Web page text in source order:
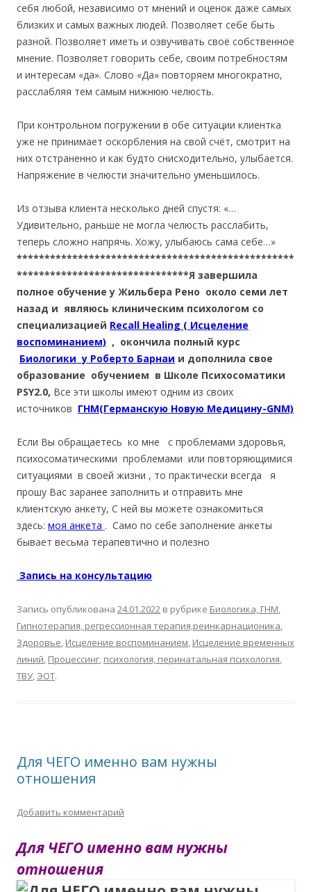
себя любой, независимо от мнений и оценок даже самых
близких и самых важных людей. Позволяет себе быть
разной. Позволяет иметь и озвучивать своё собственное
мнение. Позволяет говорить себе, своим потребностям
и интересам «да». Слово «Да» повторяем многократно,
расслабляя тем самым нижнюю челюсть.
При контрольном погружении в обе ситуации клиентка
уже не принимает оскорбления на свой счёт, смотрит на
них отстраненно и как будто снисходительно, улыбается.
Напряжение в челюсти значительно уменьшилось.
Из отзыва клиента несколько дней спустя: «…
Удивительно, раньше не могла челюсть расслабить,
теперь сложно напрячь. Хожу, улыбаюсь сама себе…»
**************************************************
*******************************Я завершила
полное обучение у Жильбера Рено около семи лет
назад и являюсь клиническим психологом со
специализацией Recall Healing ( Исцеление
воспоминанием) , окончила полный курс
Биологики у Роберто Барнаи и дополнила свое
образование обучением в Школе Психосоматики
PSY2.0, Все эти школы имеют одним из своих
источников ГНМ(Германскую Новую Медицину-GNM)
Если Вы обращаетесь ко мне с проблемами здоровья,
психосоматическими проблемами или повторяющимися
ситуациями в своей жизни , то практически всегда я
прошу Вас заранее заполнить и отправить мне
клиентскую анкету, С ней вы можете ознакомиться
здесь: моя анкета . Само по себе заполнение анкеты
бывает весьма терапевтично и полезно
Запись на консультацию
Запись опубликована 24.01.2022 в рубрике Биологика, ГНМ,
Гипнотерапия, регрессионная терапия,реинкарнационика,
Здоровье, Исцеление воспоминанием, Исцеление временных
линий, Процессинг, психология, перинатальная психология,
ТВУ, ЭОТ.
Для ЧЕГО именно вам нужны
отношения
Добавить комментарий
Для ЧЕГО именно вам нужны
отношения